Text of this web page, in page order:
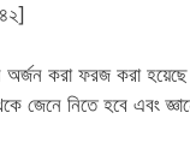
অর্জন করা ফরজ করা
জেনে নিতে হবে এবং